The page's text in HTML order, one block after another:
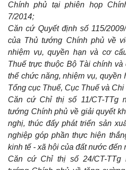
Chính phủ tại phiên họp
7/2014;
Căn cứ Quyết định số 115/
của Thủ tướng Chính phủ về
nhiệm vụ, quyền hạn và cơ
Thuế trực thuộc Bộ Tài chính và
thể chức năng, nhiệm vụ, quyền
Tổng cục Thuế, Cục Thuế và Chi
Căn cứ Chỉ thị số 11/CT-TTg
tướng Chính phủ về giải quyết
nghị, thúc đẩy phát triển sản
nghiệp góp phần thực hiện
kinh tế - xã hội của đất nước đến
Căn cứ Chỉ thị số 24/CT-TTg